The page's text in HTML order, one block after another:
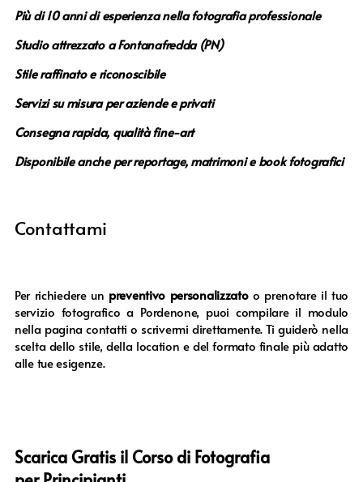
Più di 10 anni di esperienza nella fotografia professionale
Studio attrezzato a Fontanafredda (PN)
Stile raffinato e riconoscibile
Servizi su misura per aziende e privati
Consegna rapida, qualità fine-art
Disponibile anche per reportage, matrimoni e book fotografici
Contattami
Per richiedere un preventivo personalizzatoo prenotare il tuo
servizio fotografico a Pordenone, puoi compilare il modulo
nella pagina contatti o scrivermi direttamente. Ti guiderò nella
scelta dello stile, della location e del formato finale più adatto
alle tue esigenze.
Scarica Gratis il Corso di Fotografia